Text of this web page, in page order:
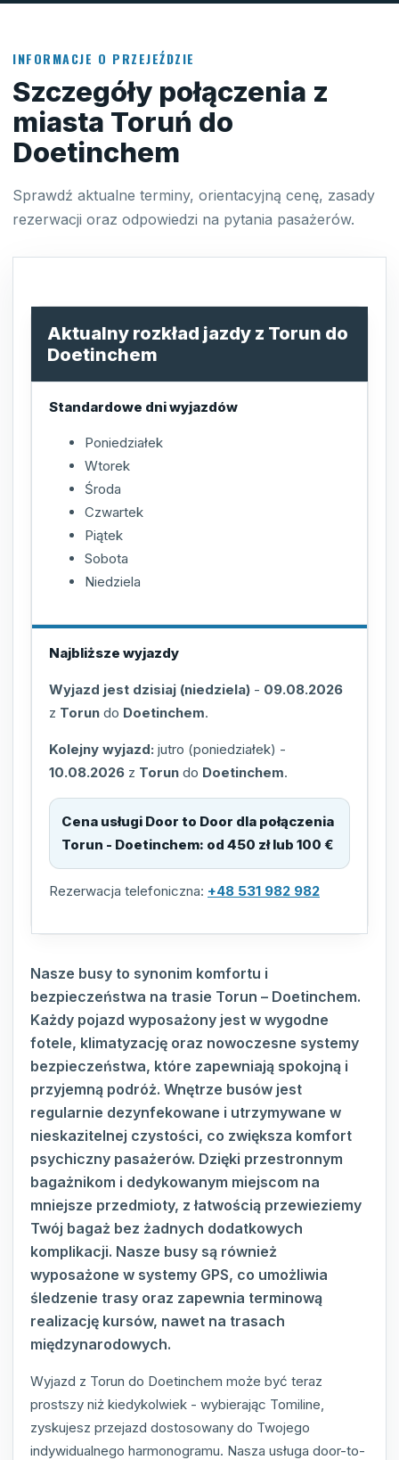
INFORMACJE O PRZEJEŹDZIE
Szczegóły połączenia z
miasta Toruń do
Doetinchem
Sprawdź aktualne terminy, orientacyjną cenę, zasady
rezerwacji oraz odpowiedzi na pytania pasażerów.
Aktualny rozkład jazdy z Torun do
Doetinchem
Standardowe dni wyjazdów
Poniedziałek
Wtorek
Środa
Czwartek
Piątek
Sobota
Niedziela
Najbliższe wyjazdy
Wyjazd jest dzisiaj (niedziela) - 09.08.2026
z Torun do Doetinchem.
Kolejny wyjazd: jutro (poniedziałek) -
10.08.2026 z Torun do Doetinchem.
Cena usługi Door to Door dla połączenia
Torun - Doetinchem: od 450 zł lub 100 €
Rezerwacja telefoniczna: +48 531 982 982
Nasze busy to synonim komfortu i
bezpieczeństwa na trasie Torun – Doetinchem.
Każdy pojazd wyposażony jest w wygodne
fotele, klimatyzację oraz nowoczesne systemy
bezpieczeństwa, które zapewniają spokojną i
przyjemną podróż. Wnętrze busów jest
regularnie dezynfekowane i utrzymywane w
nieskazitelnej czystości, co zwiększa komfort
psychiczny pasażerów. Dzięki przestronnym
bagażnikom i dedykowanym miejscom na
mniejsze przedmioty, z łatwością przewieziemy
Twój bagaż bez żadnych dodatkowych
komplikacji. Nasze busy są również
wyposażone w systemy GPS, co umożliwia
śledzenie trasy oraz zapewnia terminową
realizację kursów, nawet na trasach
międzynarodowych.
Wyjazd z Torun do Doetinchem może być teraz
prostszy niż kiedykolwiek - wybierając Tomiline,
zyskujesz przejazd dostosowany do Twojego
indywidualnego harmonogramu. Nasza usługa door-to-